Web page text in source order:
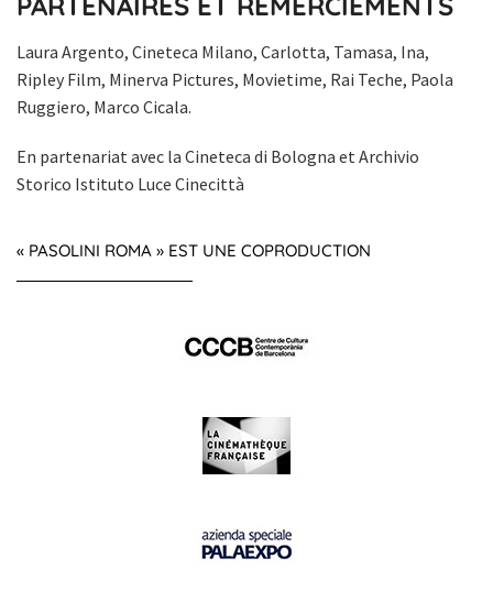
Laura Argento, Cineteca Milano, Carlotta, Tamasa, Ina,
Ripley Film, Minerva Pictures, Movietime, Rai Teche, Paola
Ruggiero, Marco Cicala.
En partenariat avec la Cineteca di Bologna et Archivio
Storico Istituto Luce Cinecittà
« PASOLINI ROMA » EST UNE COPRODUCTION